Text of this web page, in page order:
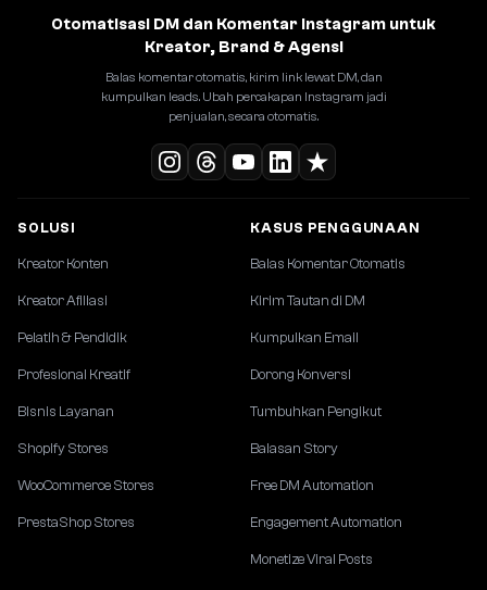
Otomatisasi DM dan Komentar Instagram untuk
Kreator, Brand & Agensi
Balas komentar otomatis, kirim link lewat DM, dan
kumpulkan leads. Ubah percakapan Instagram jadi
penjualan, secara otomatis.
SOLUSI
Kreator Konten
Kreator Afiliasi
Pelatih & Pendidik
Profesional Kreatif
Bisnis Layanan
Shopify Stores
WooCommerce Stores
PrestaShop Stores
KASUS PENGGUNAAN
Balas Komentar Otomatis
Kirim Tautan di DM
Kumpulkan Email
Dorong Konversi
Tumbuhkan Pengikut
Balasan Story
Free DM Automation
Engagement Automation
Monetize Viral Posts